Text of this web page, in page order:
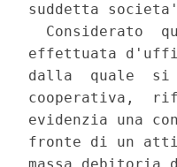
suddetta
Considerato
effettuata
dalla  quale  si
cooperativa,
evidenzia una
fronte di un